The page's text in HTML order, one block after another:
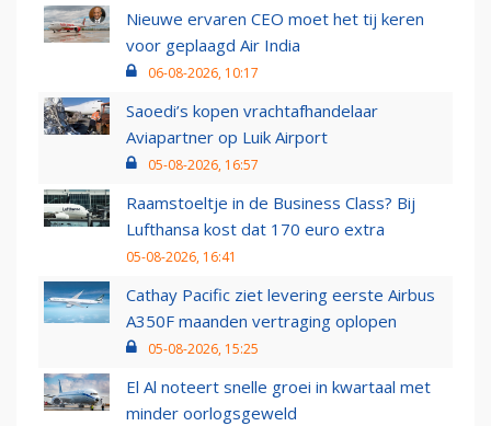
Nieuwe ervaren CEO moet het tij keren
voor geplaagd Air India
06-08-2026, 10:17
Saoedi’s kopen vrachtafhandelaar
Aviapartner op Luik Airport
05-08-2026, 16:57
Raamstoeltje in de Business Class? Bij
Lufthansa kost dat 170 euro extra
05-08-2026, 16:41
Cathay Pacific ziet levering eerste Airbus
A350F maanden vertraging oplopen
05-08-2026, 15:25
El Al noteert snelle groei in kwartaal met
minder oorlogsgeweld